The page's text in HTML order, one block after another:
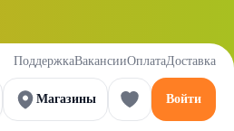
ПоддержкаВакансииОплатаДоставка
Магазины Войти